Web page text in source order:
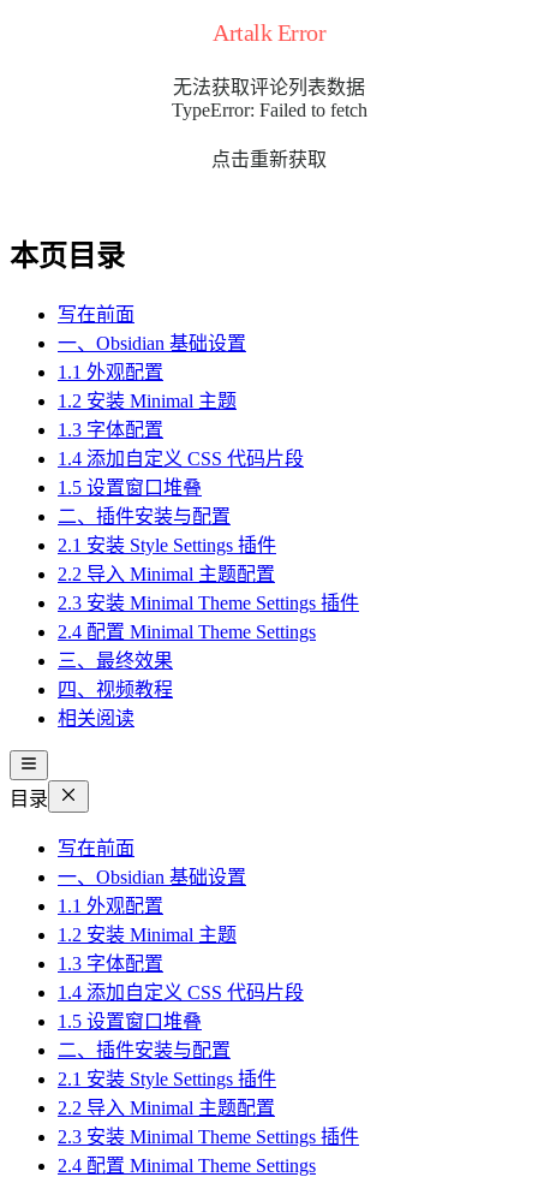
Artalk Error
无法获取评论列表数据
TypeError: Failed to fetch
点击重新获取
本页目录
写在前面
一、Obsidian 基础设置
1.1 外观配置
1.2 安装 Minimal 主题
1.3 字体配置
1.4 添加自定义 CSS 代码片段
1.5 设置窗口堆叠
二、插件安装与配置
2.1 安装 Style Settings 插件
2.2 导入 Minimal 主题配置
2.3 安装 Minimal Theme Settings 插件
2.4 配置 Minimal Theme Settings
三、最终效果
四、视频教程
相关阅读
目录
写在前面
一、Obsidian 基础设置
1.1 外观配置
1.2 安装 Minimal 主题
1.3 字体配置
1.4 添加自定义 CSS 代码片段
1.5 设置窗口堆叠
二、插件安装与配置
2.1 安装 Style Settings 插件
2.2 导入 Minimal 主题配置
2.3 安装 Minimal Theme Settings 插件
2.4 配置 Minimal Theme Settings